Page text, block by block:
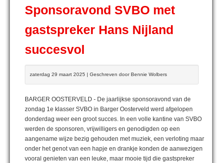
Sponsoravond SVBO met
gastspreker Hans Nijland
succesvol
zaterdag 29 maart 2025 | Geschreven door Bennie Wolbers
BARGER OOSTERVELD - De jaarlijkse sponsoravond van de
zondag 1e klasser SVBO in Barger Oosterveld werd afgelopen
donderdag weer een groot succes. In een volle kantine van SVBO
werden de sponsoren, vrijwilligers en genodigden op een
aangename wijze bezig gehouden met muziek, een verloting maar
onder het genot van een hapje en drankje konden de aanwezigen
vooral genieten van een leuke, maar mooie tijd die gastspreker